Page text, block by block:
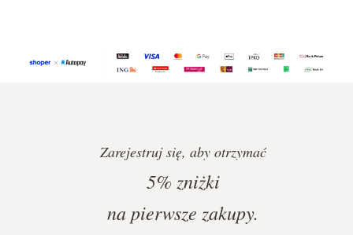
Zarejestruj się, aby otrzymać
5% zniżki
na pierwsze zakupy.